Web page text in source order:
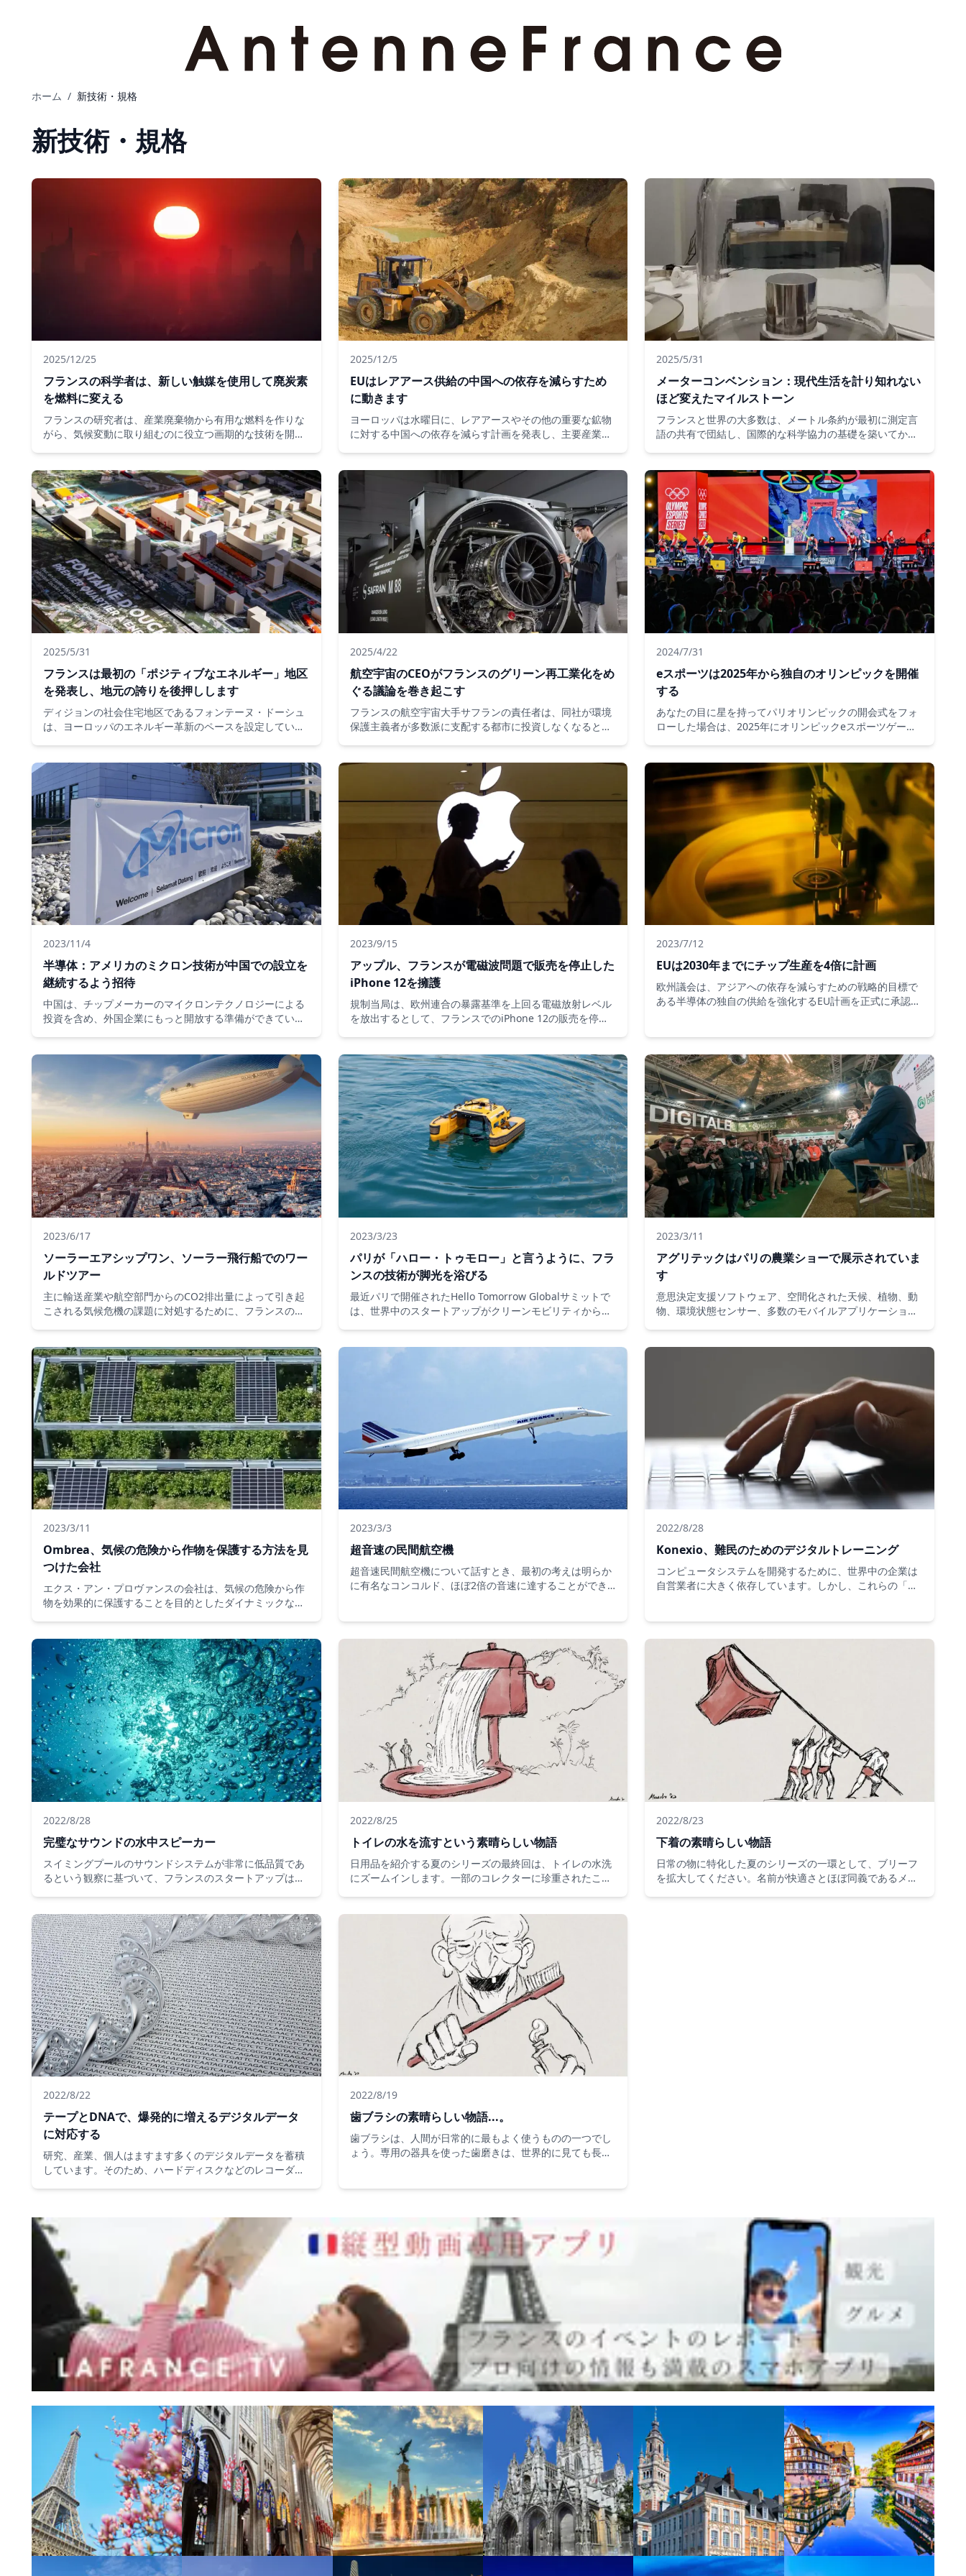
ホーム / 新技術・規格
新技術・規格
2025/12/25
フランスの科学者は、新しい触媒を使用して廃炭素
を燃料に変える
フランスの研究者は、産業廃棄物から有用な燃料を作りな
がら、気候変動に取り組むのに役立つ画期的な技術を開発
2025/12/5
EUはレアアース供給の中国への依存を減らすため
に動きます
ヨーロッパは水曜日に、レアアースやその他の重要な鉱物
に対する中国への依存を減らす計画を発表し、主要産業に
ギーから防衛までセクターをサポートする材料に対するブ
ロックのより多くの制御を与えることを目的としていま
す。
2025/5/31
メーターコンベンション：現代生活を計り知れない
ほど変えたマイルストーン
フランスと世界の大多数は、メートル条約が最初に測定言
語の共有で団結し、国際的な科学協力の基礎を築いてから
2025/5/31
フランスは最初の「ポジティブなエネルギー」地区
を発表し、地元の誇りを後押しします
ディジョンの社会住宅地区であるフォンテーヌ・ドーシュ
は、ヨーロッパのエネルギー革新のペースを設定していま
ネルギーを生産しています。
2025/4/22
航空宇宙のCEOがフランスのグリーン再工業化をめ
ぐる議論を巻き起こす
フランスの航空宇宙大手サフランの責任者は、同社が環境
保護主義者が多数派に支配する都市に投資しなくなると宣
2024/7/31
eスポーツは2025年から独自のオリンピックを開催
する
あなたの目に星を持ってパリオリンピックの開会式をフォ
ローした場合は、2025年にオリンピックeスポーツゲーム
2023/11/4
半導体：アメリカのミクロン技術が中国での設立を
継続するよう招待
中国は、チップメーカーのマイクロンテクノロジーによる
投資を含め、外国企業にもっと開放する準備ができてい
た。これは、両当事者が慎重に準備している2つの経済大
国間の関係の温暖化の兆候です。
2023/9/15
アップル、フランスが電磁波問題で販売を停止した
iPhone 12を擁護
規制当局は、欧州連合の暴露基準を上回る電磁放射レベル
を放出するとして、フランスでのiPhone 12の販売を停止
2023/7/12
EUは2030年までにチップ生産を4倍に計画
欧州議会は、アジアへの依存を減らすための戦略的目標で
ある半導体の独自の供給を強化するEU計画を正式に承認し
2023/6/17
ソーラーエアシップワン、ソーラー飛行船でのワー
ルドツアー
主に輸送産業や航空部門からのCO2排出量によって引き起
こされる気候危機の課題に対処するために、フランスの会
石燃料、CO2排出量をノンストップで世界をツアーする
Solar Airship One航空機の発売を発表しました。
2023/3/23
パリが「ハロー・トゥモロー」と言うように、フラ
ンスの技術が脚光を浴びる
最近パリで開催されたHello Tomorrow Globalサミットで
は、世界中のスタートアップがクリーンモビリティから量
ーションを提示する最前線にいました。
2023/3/11
アグリテックはパリの農業ショーで展示されていま
す
意思決定支援ソフトウェア、空間化された天候、植物、動
物、環境状態センサー、多数のモバイルアプリケーショ
2023/3/11
Ombrea、気候の危険から作物を保護する方法を見
つけた会社
エクス・アン・プロヴァンスの会社は、気候の危険から作
物を効果的に保護することを目的としたダイナミックなシ
促進する微気候を作成するために、フィールドに自動的に
展開されます。
2023/3/3
超音速の民間航空機
超音速民間航空機について話すとき、最初の考えは明らか
に有名なコンコルド、ほぼ2倍の音速に達することができ
2022/8/28
Konexio、難民のためのデジタルトレーニング
コンピュータシステムを開発するために、世界中の企業は
自営業者に大きく依存しています。しかし、これらの「デ
者だけでなく、世界のいくつかの国の難民の可能性を悪用
することを決定した理由です。
2022/8/28
完璧なサウンドの水中スピーカー
スイミングプールのサウンドシステムが非常に低品質であ
るという観察に基づいて、フランスのスタートアップは水
ら来ています。
2022/8/25
トイレの水を流すという素晴らしい物語
日用品を紹介する夏のシリーズの最終回は、トイレの水洗
にズームインします。一部のコレクターに珍重されたこの
2022/8/23
下着の素晴らしい物語
日常の物に特化した夏のシリーズの一環として、ブリーフ
を拡大してください。名前が快適さとほぼ同義であるメン
2022/8/22
テープとDNAで、爆発的に増えるデジタルデータ
に対応する
研究、産業、個人はますます多くのデジタルデータを蓄積
しています。そのため、ハードディスクなどのレコーダー
す。
2022/8/19
歯ブラシの素晴らしい物語...。
歯ブラシは、人間が日常的に最もよく使うものの一つでし
ょう。専用の器具を使った歯磨きは、世界的に見ても長い